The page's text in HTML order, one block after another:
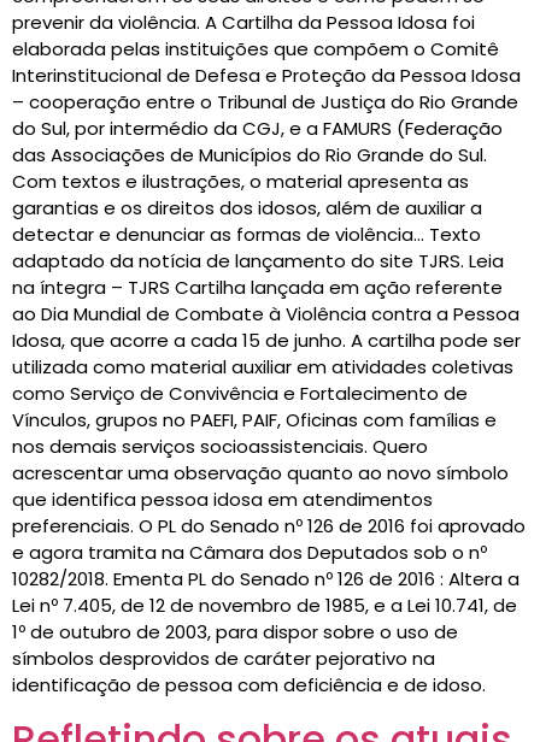
prevenir da violência. A Cartilha da Pessoa Idosa foi
elaborada pelas instituições que compõem o Comitê
Interinstitucional de Defesa e Proteção da Pessoa Idosa
– cooperação entre o Tribunal de Justiça do Rio Grande
do Sul, por intermédio da CGJ, e a FAMURS (Federação
das Associações de Municípios do Rio Grande do Sul.
Com textos e ilustrações, o material apresenta as
garantias e os direitos dos idosos, além de auxiliar a
detectar e denunciar as formas de violência… Texto
adaptado da notícia de lançamento do site TJRS. Leia
na íntegra – TJRS Cartilha lançada em ação referente
ao Dia Mundial de Combate à Violência contra a Pessoa
Idosa, que acorre a cada 15 de junho. A cartilha pode ser
utilizada como material auxiliar em atividades coletivas
como Serviço de Convivência e Fortalecimento de
Vínculos, grupos no PAEFI, PAIF, Oficinas com famílias e
nos demais serviços socioassistenciais. Quero
acrescentar uma observação quanto ao novo símbolo
que identifica pessoa idosa em atendimentos
preferenciais. O PL do Senado nº 126 de 2016 foi aprovado
e agora tramita na Câmara dos Deputados sob o nº
10282/2018. Ementa PL do Senado nº 126 de 2016 : Altera a
Lei nº 7.405, de 12 de novembro de 1985, e a Lei 10.741, de
1º de outubro de 2003, para dispor sobre o uso de
símbolos desprovidos de caráter pejorativo na
identificação de pessoa com deficiência e de idoso.